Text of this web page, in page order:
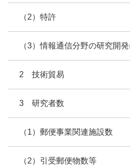
（2）特許
（3）情報通信分野の研究開
2 技術貿易
3 研究者数
（1）郵便事業関連施設数
（2）引受郵便物数等